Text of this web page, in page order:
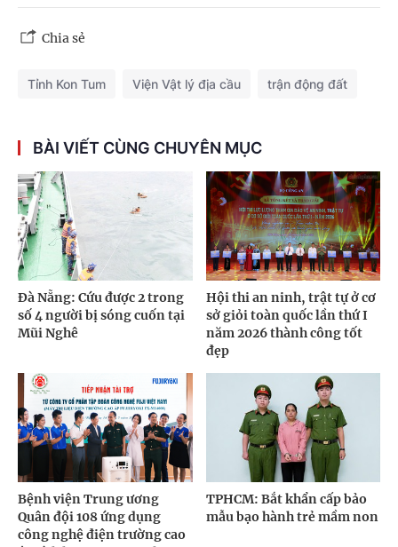
Chia sẻ
Tỉnh Kon Tum Viện Vật lý địa cầu trận động đất
BÀI VIẾT CÙNG CHUYÊN MỤC
Đà Nẵng: Cứu được 2 trong
số 4 người bị sóng cuốn tại
Mũi Nghê
Hội thi an ninh, trật tự ở cơ
sở giỏi toàn quốc lần thứ I
năm 2026 thành công tốt
đẹp
Bệnh viện Trung ương
Quân đội 108 ứng dụng
công nghệ điện trường cao
TPHCM: Bắt khẩn cấp bảo
mẫu bạo hành trẻ mầm non